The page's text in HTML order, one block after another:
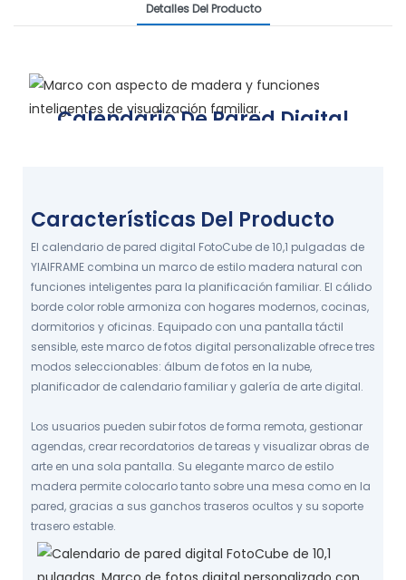
Detalles Del Producto
Calendario De Pared Digital
CONVERSIÓN TRES EN UNO
Características Del Producto
El calendario de pared digital FotoCube de 10,1 pulgadas de
YIAIFRAME combina un marco de estilo madera natural con
funciones inteligentes para la planificación familiar. El cálido
borde color roble armoniza con hogares modernos, cocinas,
dormitorios y oficinas. Equipado con una pantalla táctil
sensible, este marco de fotos digital personalizable ofrece tres
modos seleccionables: álbum de fotos en la nube,
planificador de calendario familiar y galería de arte digital.
Los usuarios pueden subir fotos de forma remota, gestionar
agendas, crear recordatorios de tareas y visualizar obras de
arte en una sola pantalla. Su elegante marco de estilo
madera permite colocarlo tanto sobre una mesa como en la
pared, gracias a sus ganchos traseros ocultos y su soporte
trasero estable.